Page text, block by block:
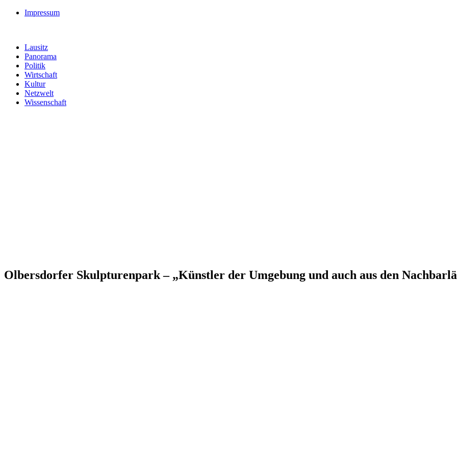
Impressum
Lausitz
Panorama
Politik
Wirtschaft
Kultur
Netzwelt
Wissenschaft
Olbersdorfer Skulpturenpark – „Künstler der Umgebung und auch aus den